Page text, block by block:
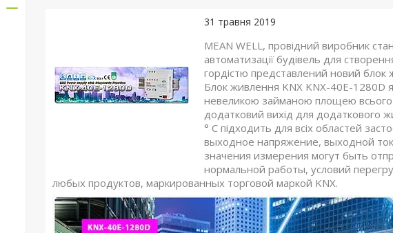
31 травня 2019
MEAN WELL, провідний виробник
автоматизації будівель для
гордістю представлений новий
Блок живлення KNX KNX-40E-1280D
невеликою займаною площею всього
додатковий вихід для додаткового
° C підходить для всіх областей
выходное напряжение, выходной
значения измерения могут быть
нормальной работы, условий
любых продуктов, маркированных торговой маркой KNX.